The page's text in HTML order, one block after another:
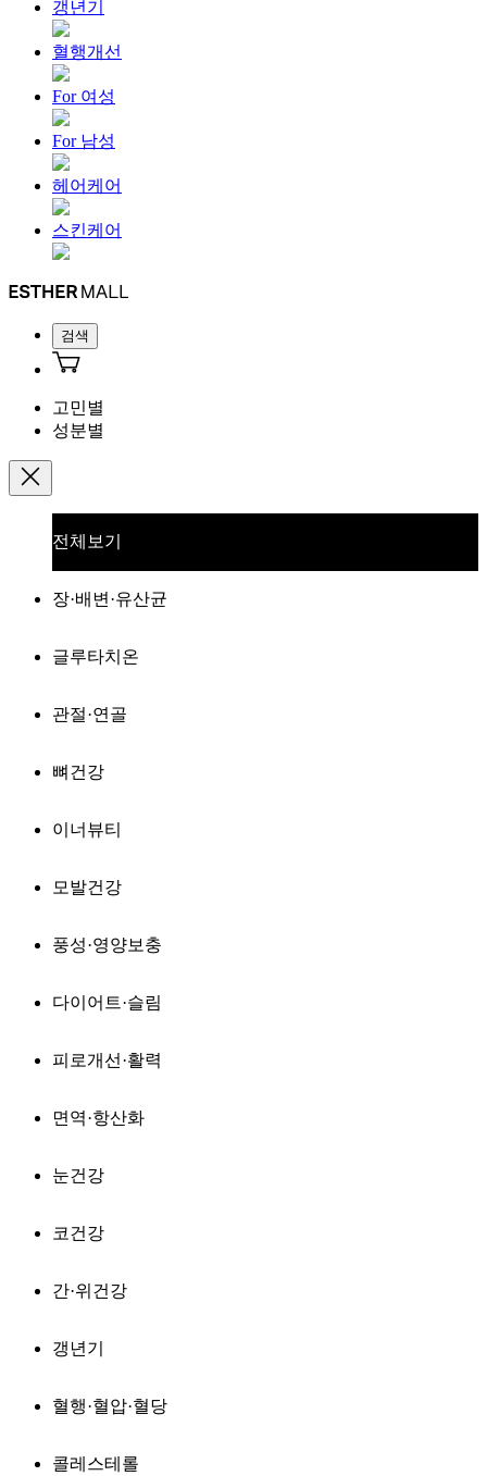
갱년기
혈행개선
For 여성
For 남성
헤어케어
스킨케어
검색
고민별
성분별
전체보기
장·배변·유산균
글루타치온
관절·연골
뼈건강
이너뷰티
모발건강
풍성·영양보충
다이어트·슬림
피로개선·활력
면역·항산화
눈건강
코건강
간·위건강
갱년기
혈행·혈압·혈당
콜레스테롤